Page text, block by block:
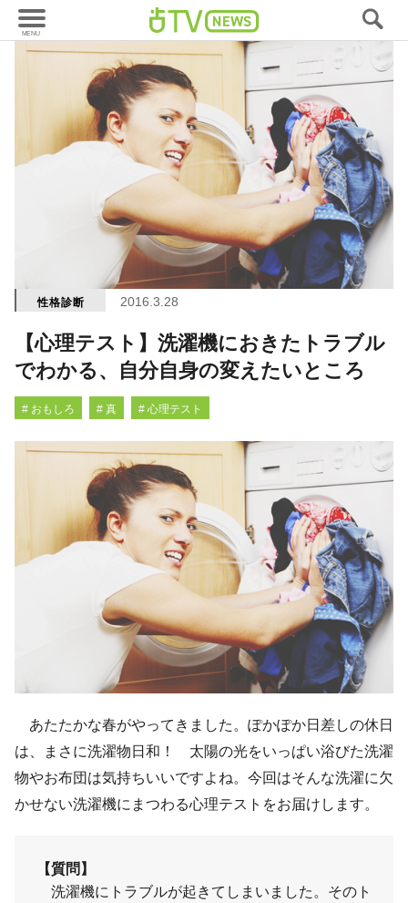
性格診断 2016.3.28
【心理テスト】洗濯機におきたトラブル
でわかる、自分自身の変えたいところ
# おもしろ # 真 # 心理テスト
あたたかな春がやってきました。ぽかぽか日差しの休日
は、まさに洗濯物日和！ 太陽の光をいっぱい浴びた洗濯
物やお布団は気持ちいいですよね。今回はそんな洗濯に欠
かせない洗濯機にまつわる心理テストをお届けします。
【質問】
洗濯機にトラブルが起きてしまいました。そのト